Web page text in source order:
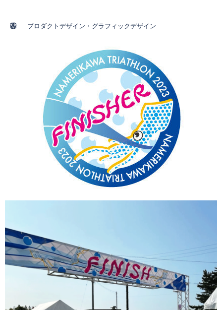
プロダクトデザイン・グラフィックデザイン